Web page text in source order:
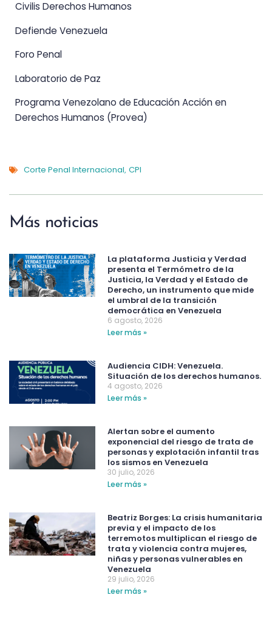
Civilis Derechos Humanos
Defiende Venezuela
Foro Penal
Laboratorio de Paz
Programa Venezolano de Educación Acción en
Derechos Humanos (Provea)
Corte Penal Internacional, CPI
Más noticias
La plataforma Justicia y Verdad
presenta el Termómetro de la
Justicia, la Verdad y el Estado de
Derecho, un instrumento que mide
el umbral de la transición
democrática en Venezuela
6 agosto, 2026
Leer más »
Audiencia CIDH: Venezuela.
Situación de los derechos humanos.
4 agosto, 2026
Leer más »
Alertan sobre el aumento
exponencial del riesgo de trata de
personas y explotación infantil tras
los sismos en Venezuela
30 julio, 2026
Leer más »
Beatriz Borges: La crisis humanitaria
previa y el impacto de los
terremotos multiplican el riesgo de
trata y violencia contra mujeres,
niñas y personas vulnerables en
Venezuela
29 julio, 2026
Leer más »